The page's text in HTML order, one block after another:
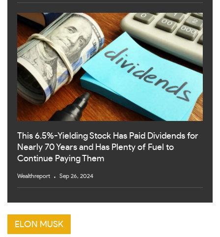
This 6.5%-Yielding Stock Has Paid Dividends for
Nearly 70 Years and Has Plenty of Fuel to
Continue Paying Them
Wealthreport Sep 26, 2024
ELON MUSK